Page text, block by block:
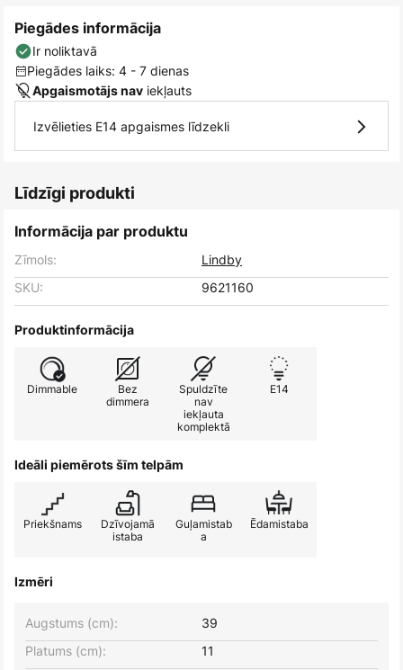
Piegādes informācija
Ir noliktavā
Piegādes laiks: 4 - 7 dienas
Apgaismotājs nav iekļauts
Izvēlieties E14 apgaismes līdzekli
Līdzīgi produkti
Informācija par produktu
Zīmols:
Lindby
SKU:
9621160
Produktinformācija
Dimmable
Bez
dimmera
Spuldzīte
nav
iekļauta
komplektā
E14
Ideāli piemērots šīm telpām
Priekšnams
Dzīvojamā
istaba
Guļamistab
a
Ēdamistaba
Izmēri
Platums (cm): 11
Augstums (cm): 39